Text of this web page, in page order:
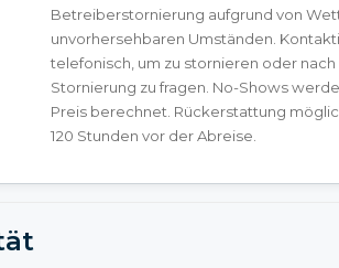
Betreiberstornierung aufgrund von
unvorhersehbaren Umständen.
telefonisch, um zu stornieren oder
Stornierung zu fragen. No-Shows
Preis berechnet. Rückerstattung
120 Stunden vor der Abreise.